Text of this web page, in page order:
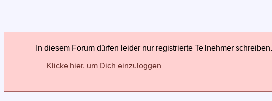
In diesem Forum dürfen leider nur registrierte Teilnehmer schreiben.
Klicke hier, um Dich einzuloggen